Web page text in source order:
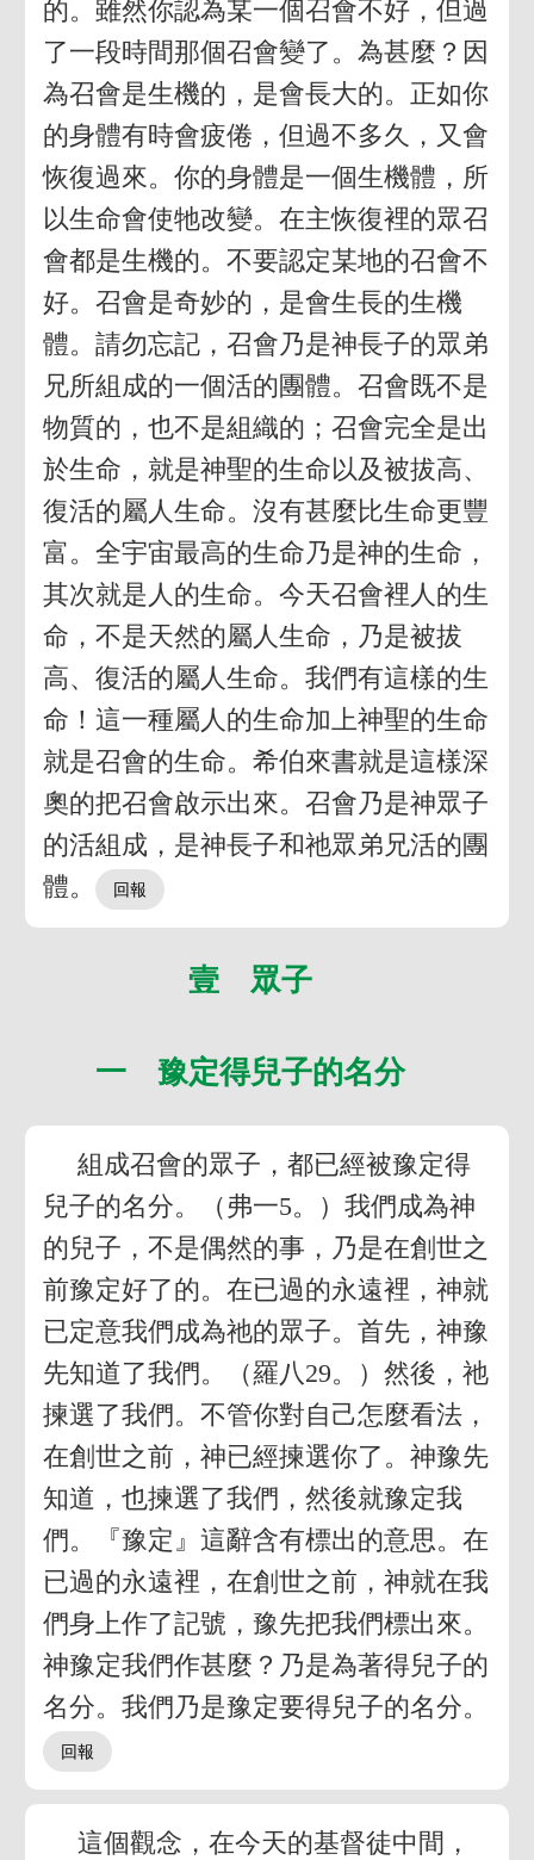
的。雖然你認為某一個召會不好，但過
了一段時間那個召會變了。為甚麼？因
為召會是生機的，是會長大的。正如你
的身體有時會疲倦，但過不多久，又會
恢復過來。你的身體是一個生機體，所
以生命會使牠改變。在主恢復裡的眾召
會都是生機的。不要認定某地的召會不
好。召會是奇妙的，是會生長的生機
體。請勿忘記，召會乃是神長子的眾弟
兄所組成的一個活的團體。召會既不是
物質的，也不是組織的；召會完全是出
於生命，就是神聖的生命以及被拔高、
復活的屬人生命。沒有甚麼比生命更豐
富。全宇宙最高的生命乃是神的生命，
其次就是人的生命。今天召會裡人的生
命，不是天然的屬人生命，乃是被拔
高、復活的屬人生命。我們有這樣的生
命！這一種屬人的生命加上神聖的生命
就是召會的生命。希伯來書就是這樣深
奧的把召會啟示出來。召會乃是神眾子
的活組成，是神長子和祂眾弟兄活的團
體。
壹 眾子
一 豫定得兒子的名分
組成召會的眾子，都已經被豫定得
兒子的名分。（弗一5。）我們成為神
的兒子，不是偶然的事，乃是在創世之
前豫定好了的。在已過的永遠裡，神就
已定意我們成為祂的眾子。首先，神豫
先知道了我們。（羅八29。）然後，祂
揀選了我們。不管你對自己怎麼看法，
在創世之前，神已經揀選你了。神豫先
知道，也揀選了我們，然後就豫定我
們。『豫定』這辭含有標出的意思。在
已過的永遠裡，在創世之前，神就在我
們身上作了記號，豫先把我們標出來。
神豫定我們作甚麼？乃是為著得兒子的
名分。我們乃是豫定要得兒子的名分。
這個觀念，在今天的基督徒中間，